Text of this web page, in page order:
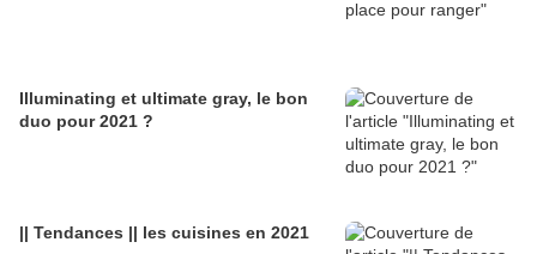
Illuminating et ultimate gray, le bon
duo pour 2021 ?
|| Tendances || les cuisines en 2021